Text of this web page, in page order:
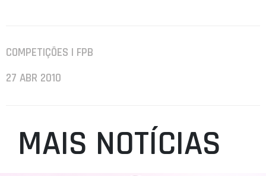
COMPETIÇÕES | FPB
27 ABR 2010
MAIS NOTÍCIAS